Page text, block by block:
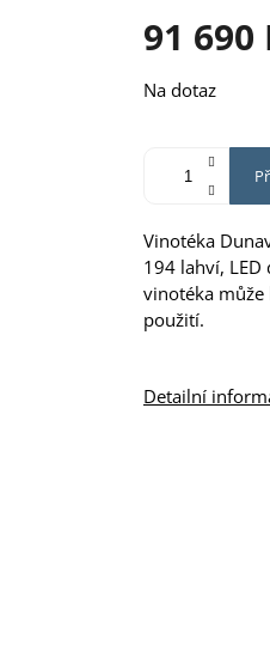
91 690
Měrná
cena:
Na dotaz
Vinotéka
194 lahví,
vinotéka
použití.
Detailní